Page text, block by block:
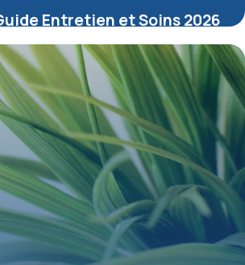
Entretien et Soins 2026